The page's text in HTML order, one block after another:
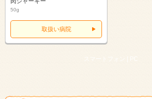
50g
取扱い病院
スマートフォン |